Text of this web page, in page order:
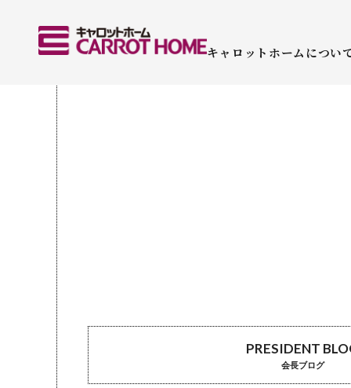
キャロットホームについ
PRESIDENT
会長ブログ